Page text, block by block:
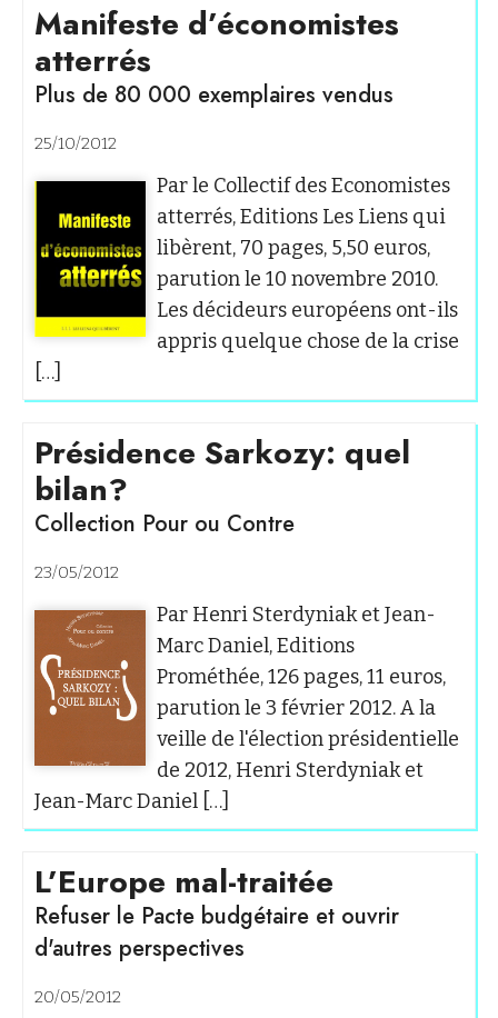
Manifeste d’économistes
atterrés
Plus de 80 000 exemplaires vendus
25/10/2012
Par le Collectif des Economistes
atterrés, Editions Les Liens qui
libèrent, 70 pages, 5,50 euros,
parution le 10 novembre 2010.
Les décideurs européens ont-ils
appris quelque chose de la crise
[…]
Présidence Sarkozy: quel
bilan?
Collection Pour ou Contre
23/05/2012
Par Henri Sterdyniak et Jean-
Marc Daniel, Editions
Prométhée, 126 pages, 11 euros,
parution le 3 février 2012. A la
veille de l'élection présidentielle
de 2012, Henri Sterdyniak et
Jean-Marc Daniel […]
L’Europe mal-traitée
Refuser le Pacte budgétaire et ouvrir
d'autres perspectives
20/05/2012